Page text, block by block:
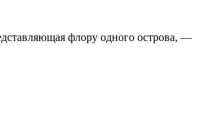
флору одного острова, —